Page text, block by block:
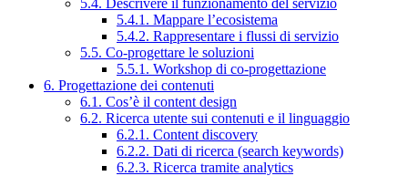
5.4. Descrivere il funzionamento del servizio
5.4.1. Mappare l’ecosistema
5.4.2. Rappresentare i flussi di servizio
5.5. Co-progettare le soluzioni
5.5.1. Workshop di co-progettazione
6. Progettazione dei contenuti
6.1. Cos’è il content design
6.2. Ricerca utente sui contenuti e il linguaggio
6.2.1. Content discovery
6.2.2. Dati di ricerca (search keywords)
6.2.3. Ricerca tramite analytics